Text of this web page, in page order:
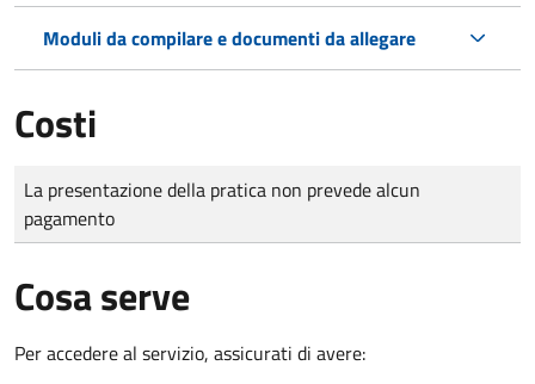
Moduli da compilare e documenti da allegare
Costi
Tipo di pagamento
Importo
La presentazione della pratica non prevede alcun
pagamento
Cosa serve
Per accedere al servizio, assicurati di avere: